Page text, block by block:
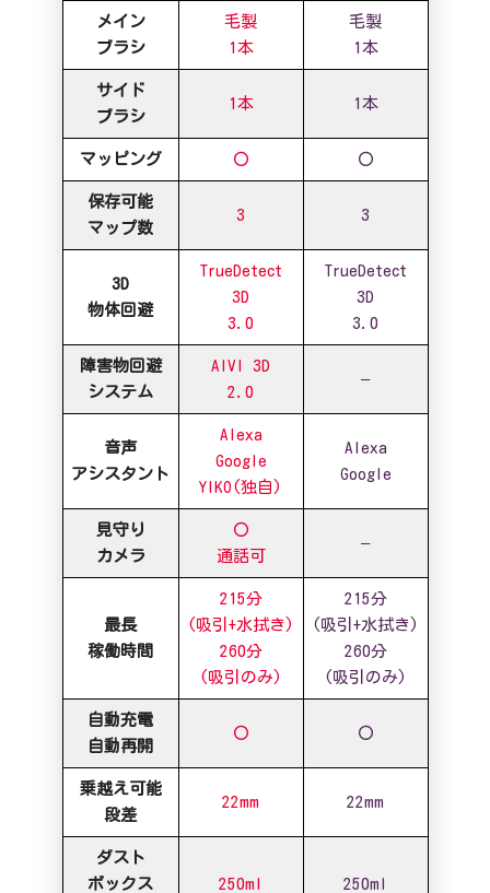
メイン
ブラシ
毛製
1本
毛製
1本
サイド
ブラシ
1本 1本
マッピング 〇 〇
保存可能
マップ数
3 3
3D
物体回避
TrueDetect
3D
3.0
TrueDetect
3D
3.0
障害物回避
システム
AIVI 3D
2.0
–
音声
アシスタント
Alexa
Google
YIKO(独自)
Alexa
Google
見守り
カメラ
〇
通話可
–
最長
稼働時間
215分
(吸引+水拭き)
260分
(吸引のみ)
215分
(吸引+水拭き)
260分
(吸引のみ)
自動充電
自動再開
〇 〇
乗越え可能
段差
22mm 22mm
ダスト
ボックス
250ml 250ml